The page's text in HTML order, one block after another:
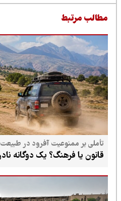
مرتبط
تأملی بر ممنوعیت آفرود در طبیعت ایران
قانون یا فرهنگ؟ یک دوگانه نادرست